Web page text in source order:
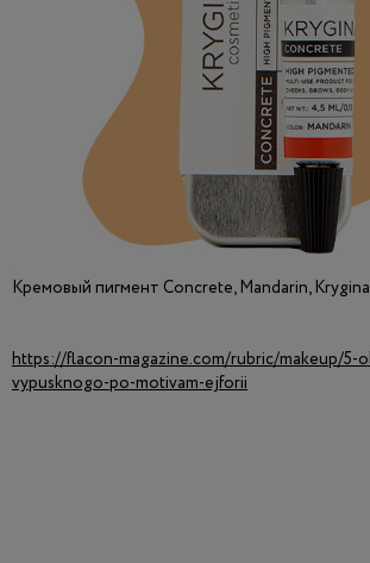
Кремовый пигмент Concrete, Mandarin,
https://flacon-magazine.com/rubric/makeup/5-
vypusknogo-po-motivam-ejforii